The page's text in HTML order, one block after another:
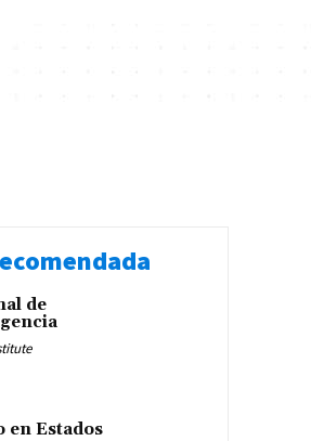
de
en Estados